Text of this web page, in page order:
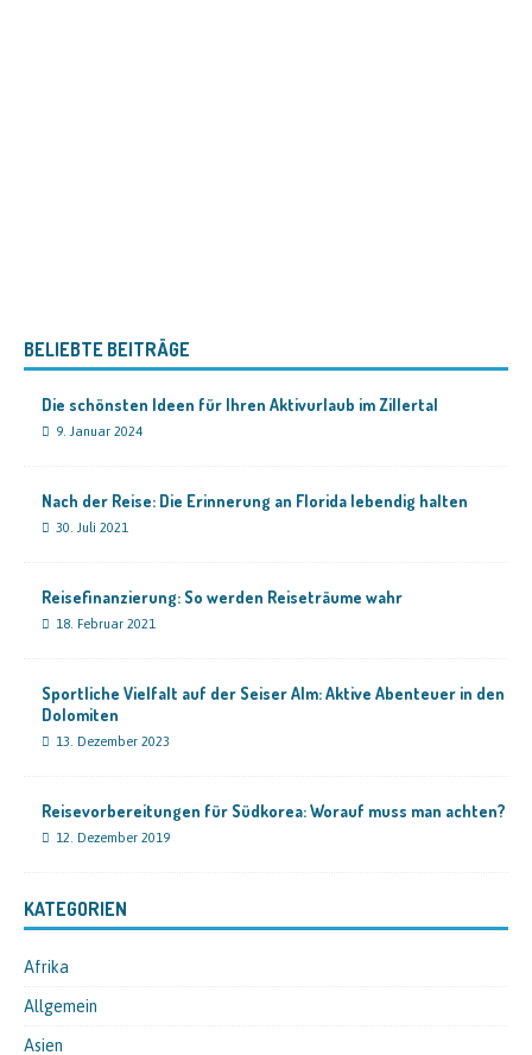
BELIEBTE BEITRÄGE
Die schönsten Ideen für Ihren Aktivurlaub im Zillertal
9. Januar 2024
Nach der Reise: Die Erinnerung an Florida lebendig halten
30. Juli 2021
Reisefinanzierung: So werden Reiseträume wahr
18. Februar 2021
Sportliche Vielfalt auf der Seiser Alm: Aktive Abenteuer in den
Dolomiten
13. Dezember 2023
Reisevorbereitungen für Südkorea: Worauf muss man achten?
12. Dezember 2019
KATEGORIEN
Afrika
Allgemein
Asien